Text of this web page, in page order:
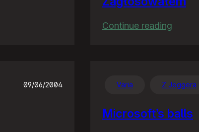
Continue reading
09/06/2004 Varia Z Joggera
Microsoft’s balls